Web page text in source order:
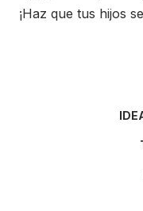
¡Haz que tus hijos